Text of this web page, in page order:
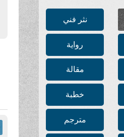
نثر فني
رواية
مقالة
خطبة
مترجم